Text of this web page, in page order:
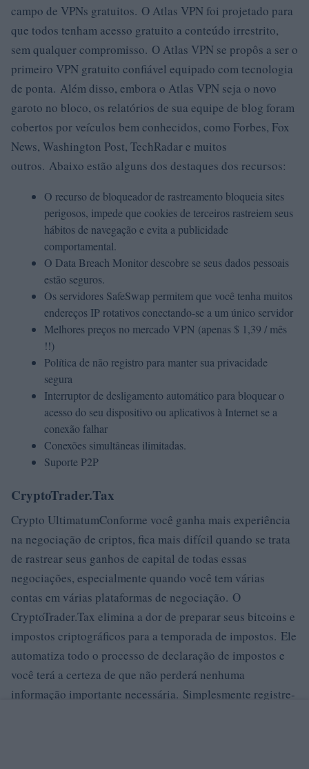
campo de VPNs gratuitos. O Atlas VPN foi projetado para
que todos tenham acesso gratuito a conteúdo irrestrito,
sem qualquer compromisso. O Atlas VPN se propôs a ser o
primeiro VPN gratuito confiável equipado com tecnologia
de ponta. Além disso, embora o Atlas VPN seja o novo
garoto no bloco, os relatórios de sua equipe de blog foram
cobertos por veículos bem conhecidos, como Forbes, Fox
News, Washington Post, TechRadar e muitos
outros. Abaixo estão alguns dos destaques dos recursos:
O recurso de bloqueador de rastreamento bloqueia sites
perigosos, impede que cookies de terceiros rastreiem seus
hábitos de navegação e evita a publicidade
comportamental.
O Data Breach Monitor descobre se seus dados pessoais
estão seguros.
Os servidores SafeSwap permitem que você tenha muitos
endereços IP rotativos conectando-se a um único servidor
Melhores preços no mercado VPN (apenas $ 1,39 / mês
!!)
Política de não registro para manter sua privacidade
segura
Interruptor de desligamento automático para bloquear o
acesso do seu dispositivo ou aplicativos à Internet se a
conexão falhar
Conexões simultâneas ilimitadas.
Suporte P2P
CryptoTrader.Tax
Crypto UltimatumConforme você ganha mais experiência
na negociação de criptos, fica mais difícil quando se trata
de rastrear seus ganhos de capital de todas essas
negociações, especialmente quando você tem várias
contas em várias plataformas de negociação. O
CryptoTrader.Tax elimina a dor de preparar seus bitcoins e
impostos criptográficos para a temporada de impostos. Ele
automatiza todo o processo de declaração de impostos e
você terá a certeza de que não perderá nenhuma
informação importante necessária. Simplesmente registre-